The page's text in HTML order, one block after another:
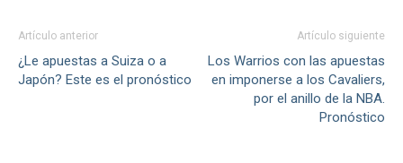
Artículo anterior
¿Le apuestas a Suiza o a
Japón? Este es el pronóstico
Artículo siguiente
Los Warrios con las apuestas
en imponerse a los Cavaliers,
por el anillo de la NBA.
Pronóstico